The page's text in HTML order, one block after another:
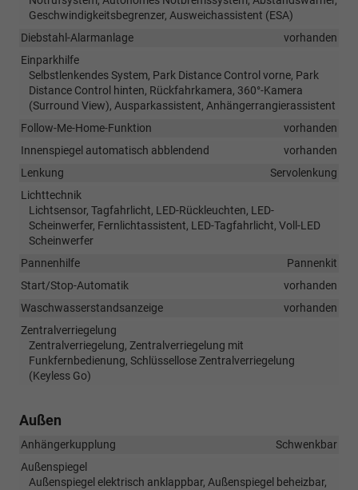
Geschwindigkeitsbegrenzer, Ausweichassistent (ESA)
Diebstahl-Alarmanlage
vorhanden
Einparkhilfe
Selbstlenkendes System, Park Distance Control vorne, Park
Distance Control hinten, Rückfahrkamera, 360°-Kamera
(Surround View), Ausparkassistent, Anhängerrangierassistent
Follow-Me-Home-Funktion
vorhanden
Innenspiegel automatisch abblendend
vorhanden
Lenkung
Servolenkung
Lichttechnik
Lichtsensor, Tagfahrlicht, LED-Rückleuchten, LED-
Scheinwerfer, Fernlichtassistent, LED-Tagfahrlicht, Voll-LED
Scheinwerfer
Pannenhilfe
Pannenkit
Start/Stop-Automatik
vorhanden
Waschwasserstandsanzeige
vorhanden
Zentralverriegelung
Zentralverriegelung, Zentralverriegelung mit
Funkfernbedienung, Schlüssellose Zentralverriegelung
(Keyless Go)
Außen
Anhängerkupplung
Schwenkbar
Außenspiegel
Außenspiegel elektrisch anklappbar, Außenspiegel beheizbar,